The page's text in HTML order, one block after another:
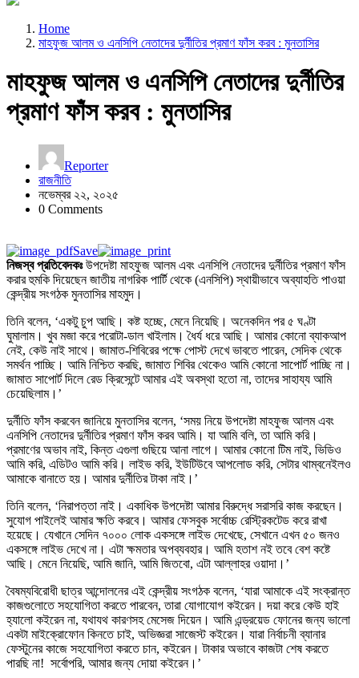
Home
মাহফুজ আলম ও এনসিপি নেতাদের দুর্নীতির প্রমাণ ফাঁস করব : মুনতাসির
মাহফুজ আলম ও এনসিপি নেতাদের দুর্নীতির
প্রমাণ ফাঁস করব : মুনতাসির
Reporter
রাজনীতি
নভেম্বর ২২, ২০২৫
0 Comments
Save
নিজস্ব প্রতিবেদকঃউপদেষ্টা মাহফুজ আলম এবং এনসিপি নেতাদের দুর্নীতির প্রমাণ ফাঁস
করার হুমকি দিয়েছেন জাতীয় নাগরিক পার্টি থেকে (এনসিপি) স্থায়ীভাবে অব্যাহতি পাওয়া
কেন্দ্রীয় সংগঠক মুনতাসির মাহমুদ।
তিনি বলেন, ‘একটু চুপ আছি। কষ্ট হচ্ছে, মেনে নিয়েছি। অনেকদিন পর ৫ ঘণ্টা
ঘুমালাম। খুব মজা করে পরোটা-ডাল খাইলাম। ধৈর্য ধরে আছি। আমার কোনো ব্যাকআপ
নেই, কেউ নাই সাথে। জামাত-শিবিরের পক্ষে পোস্ট দেখে ভাবতে পারেন, সেদিক থেকে
সমর্থন পাচ্ছি। আমি নিশ্চিত করছি, জামাত শিবির থেকেও আমি কোনো সাপোর্ট পাচ্ছি না।
জামাত সাপোর্ট দিলে রেড ক্রিসেন্টে আমার এই অবস্থা হতো না, তাদের সাহায্য আমি
চেয়েছিলাম।’
দুর্নীতি ফাঁস করবেন জানিয়ে মুনতাসির বলেন, ‘সময় নিয়ে উপদেষ্টা মাহফুজ আলম এবং
এনসিপি নেতাদের দুর্নীতির প্রমাণ ফাঁস করব আমি। যা আমি বলি, তা আমি করি।
প্রমাণের অভাব নাই, কিন্ত এগুলা গুছিয়ে আনা লাগে। আমার কোনো টিম নাই, ভিডিও
আমি করি, এডিটও আমি করি। লাইভ করি, ইউটিউবে আপলোড করি, সেটার থাম্বনেইলও
আমাকে বানাতে হয়। আমার দুর্নীতির টাকা নাই।’
তিনি বলেন, ‘নিরাপত্তা নাই। একাধিক উপদেষ্টা আমার বিরুদ্ধে সরাসরি কাজ করছেন।
সুযোগ পাইলেই আমার ক্ষতি করবে। আমার ফেসবুক সর্বোচ্চ রেস্ট্রিকটেড করে রাখা
হয়েছে। যেখানে সেদিন ৭০০০ লোক একসঙ্গে লাইভ দেখেছে, সেখানে এখন ৫০ জনও
একসঙ্গে লাইভ দেখে না। এটা ক্ষমতার অপব্যবহার। আমি হতাশ নই তবে বেশ কষ্টে
আছি। মেনে নিয়েছি, আমি জানি, আমি জিতবো, এটা আল্লাহর ওয়াদা।’
বৈষম্যবিরোধী ছাত্র আন্দোলনের এই কেন্দ্রীয় সংগঠক বলেন, ‘যারা আমাকে এই সংক্রান্ত
কাজগুলোতে সহযোগিতা করতে পারবেন, তারা যোগাযোগ কইরেন। দয়া করে কেউ হাই
হ্যালো কইরেন না, যথাযথ কারণসহ মেসেজ দিয়েন। আমি এন্ড্রয়েড ফোনের জন্য ভালো
একটা মাইক্রোফোন কিনতে চাই, অভিজ্ঞরা সাজেস্ট কইরেন। যারা নির্বাচনী ব্যানার
ফেস্টুনের কাজে সহযোগিতা করতে চান, কইরেন। টাকার অভাবে কাজটা শেষ করতে
পারছি না! সর্বোপরি, আমার জন্য দোয়া কইরেন।’